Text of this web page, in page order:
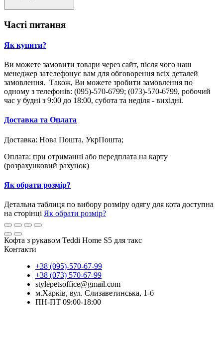
Часті питання
Як купити?
Ви можете замовити товари через сайт, після чого наш
менеджер зателефонує вам для обговорення всіх деталей
замовлення. Також, Ви можете зробити замовлення по
одному з телефонів: (095)-570-6799; (073)-570-6799, робочий
час у будні з 9:00 до 18:00, субота та неділя - вихідні.
Доставка та Оплата
Доставка: Нова Пошта, УкрПошта;
Оплата: при отриманні або передплата на карту
(розрахунковий рахунок)
Як обрати розмір?
Детальна таблиця по вибору розміру одягу для кота доступна
на сторінці Як обрати розмір?
Кофта з рукавом Teddi Home S5 для такс
Контакти
+38 (095)-570-67-99
+38 (073) 570-67-99
stylepetsoffice@gmail.com
м.Харків, вул. Єлизаветинська, 1-б
ПН-ПТ 09:00-18:00